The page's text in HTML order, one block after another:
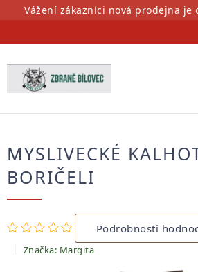
PřejítVážení zákazníci nová prodejna je
MYSLIVECKÉ
BORIČELI
Průměrné
hodnocení
produktu
je
Podrobnosti
Značka: Margita